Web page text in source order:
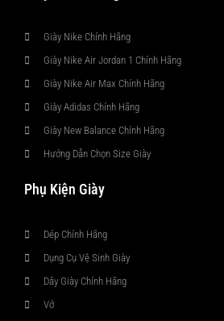
Giày Nike Chính Hãng
Giày Nike Air Jordan 1 Chính Hãng
Giày Nike Air Max Chính Hãng
Giày Adidas Chính Hãng
Giày New Balance Chính Hãng
Hướng Dẫn Chọn Size Giày
Phụ Kiện Giày
Dép Chính Hãng
Dụng Cụ Vệ Sinh Giày
Dây Giày Chính Hãng
Vớ